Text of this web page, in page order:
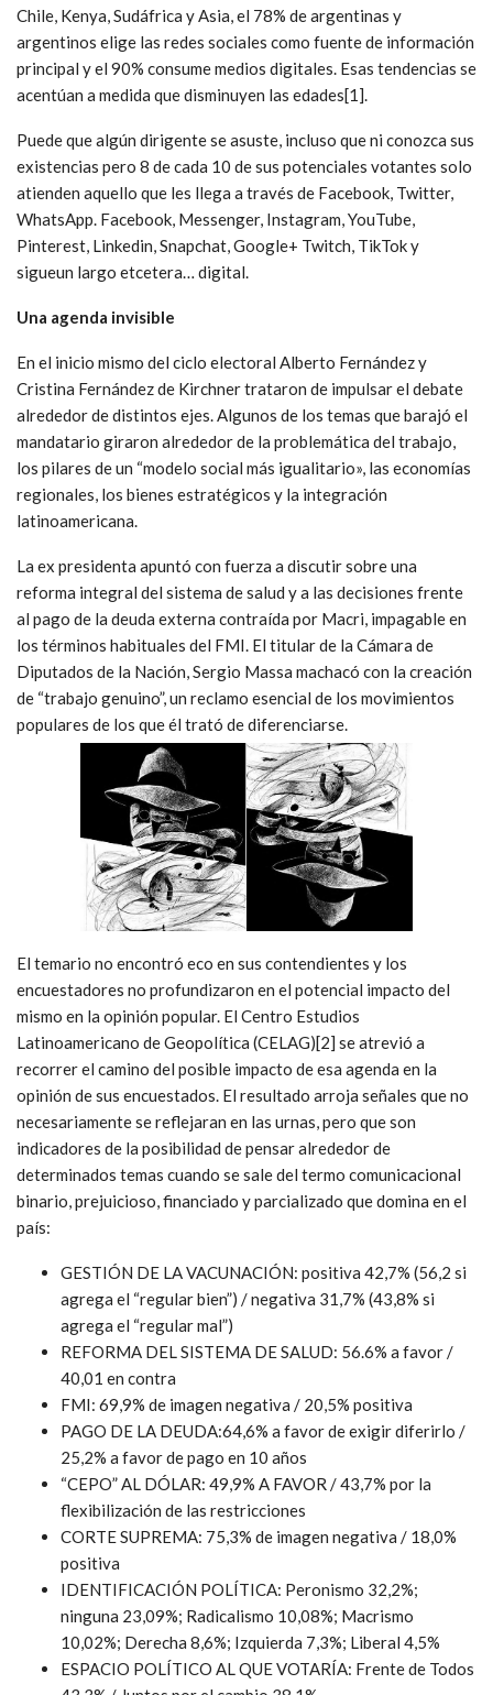
Chile, Kenya, Sudáfrica y Asia, el 78% de argentinas y
argentinos elige las redes sociales como fuente de información
principal y el 90% consume medios digitales. Esas tendencias se
acentúan a medida que disminuyen las edades[1].
Puede que algún dirigente se asuste, incluso que ni conozca sus
existencias pero 8 de cada 10 de sus potenciales votantes solo
atienden aquello que les llega a través de Facebook, Twitter,
WhatsApp. Facebook, Messenger, Instagram, YouTube,
Pinterest, Linkedin, Snapchat, Google+ Twitch, TikTok y
sigueun largo etcetera… digital.
Una agenda invisible
En el inicio mismo del ciclo electoral Alberto Fernández y
Cristina Fernández de Kirchner trataron de impulsar el debate
alrededor de distintos ejes. Algunos de los temas que barajó el
mandatario giraron alrededor de la problemática del trabajo,
los pilares de un “modelo social más igualitario», las economías
regionales, los bienes estratégicos y la integración
latinoamericana.
La ex presidenta apuntó con fuerza a discutir sobre una
reforma integral del sistema de salud y a las decisiones frente
al pago de la deuda externa contraída por Macri, impagable en
los términos habituales del FMI. El titular de la Cámara de
Diputados de la Nación, Sergio Massa machacó con la creación
de “trabajo genuino”, un reclamo esencial de los movimientos
populares de los que él trató de diferenciarse.
El temario no encontró eco en sus contendientes y los
encuestadores no profundizaron en el potencial impacto del
mismo en la opinión popular. El Centro Estudios
Latinoamericano de Geopolítica (CELAG)[2] se atrevió a
recorrer el camino del posible impacto de esa agenda en la
opinión de sus encuestados. El resultado arroja señales que no
necesariamente se reflejaran en las urnas, pero que son
indicadores de la posibilidad de pensar alrededor de
determinados temas cuando se sale del termo comunicacional
binario, prejuicioso, financiado y parcializado que domina en el
país:
GESTIÓN DE LA VACUNACIÓN: positiva 42,7% (56,2 si
agrega el “regular bien”) / negativa 31,7% (43,8% si
agrega el “regular mal”)
REFORMA DEL SISTEMA DE SALUD: 56.6% a favor /
40,01 en contra
FMI: 69,9% de imagen negativa / 20,5% positiva
PAGO DE LA DEUDA:64,6% a favor de exigir diferirlo /
25,2% a favor de pago en 10 años
“CEPO” AL DÓLAR: 49,9% A FAVOR / 43,7% por la
flexibilización de las restricciones
CORTE SUPREMA: 75,3% de imagen negativa / 18,0%
positiva
IDENTIFICACIÓN POLÍTICA: Peronismo 32,2%;
ninguna 23,09%; Radicalismo 10,08%; Macrismo
10,02%; Derecha 8,6%; Izquierda 7,3%; Liberal 4,5%
ESPACIO POLÍTICO AL QUE VOTARÍA: Frente de Todos